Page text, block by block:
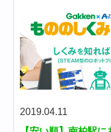
2019.04.11